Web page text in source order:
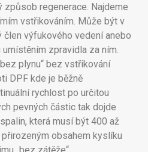
způsob regenerace. Najdeme
vstřikováním. Může být v
výfukového vedení anebo
zpravidla za ním.
plynu“ bez vstřikování
DPF kde je běžně
rychlost po určitou
pevných částic tak dojde
která musí být 400 až
obsahem kyslíku